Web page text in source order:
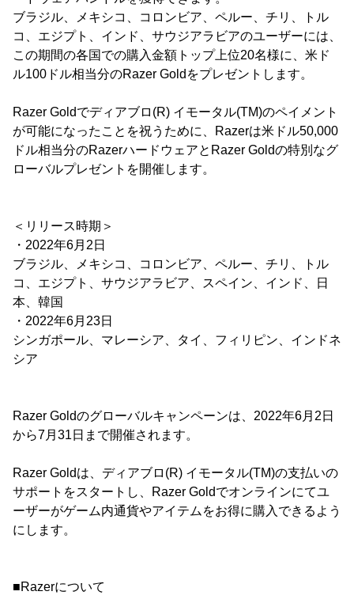
ブラジル、メキシコ、コロンビア、ペルー、チリ、トル
コ、エジプト、インド、サウジアラビアのユーザーには、
この期間の各国での購入金額トップ上位20名様に、米ド
ル100ドル相当分のRazer Goldをプレゼントします。
Razer Goldでディアブロ(R) イモータル(TM)のペイメント
が可能になったことを祝うために、Razerは米ドル50,000
ドル相当分のRazerハードウェアとRazer Goldの特別なグ
ローバルプレゼントを開催します。
＜リリース時期＞
・2022年6月2日
ブラジル、メキシコ、コロンビア、ペルー、チリ、トル
コ、エジプト、サウジアラビア、スペイン、インド、日
本、韓国
・2022年6月23日
シンガポール、マレーシア、タイ、フィリピン、インドネ
シア
Razer Goldのグローバルキャンペーンは、2022年6月2日
から7月31日まで開催されます。
Razer Goldは、ディアブロ(R) イモータル(TM)の支払いの
サポートをスタートし、Razer Goldでオンラインにてユ
ーザーがゲーム内通貨やアイテムをお得に購入できるよう
にします。
■Razerについて